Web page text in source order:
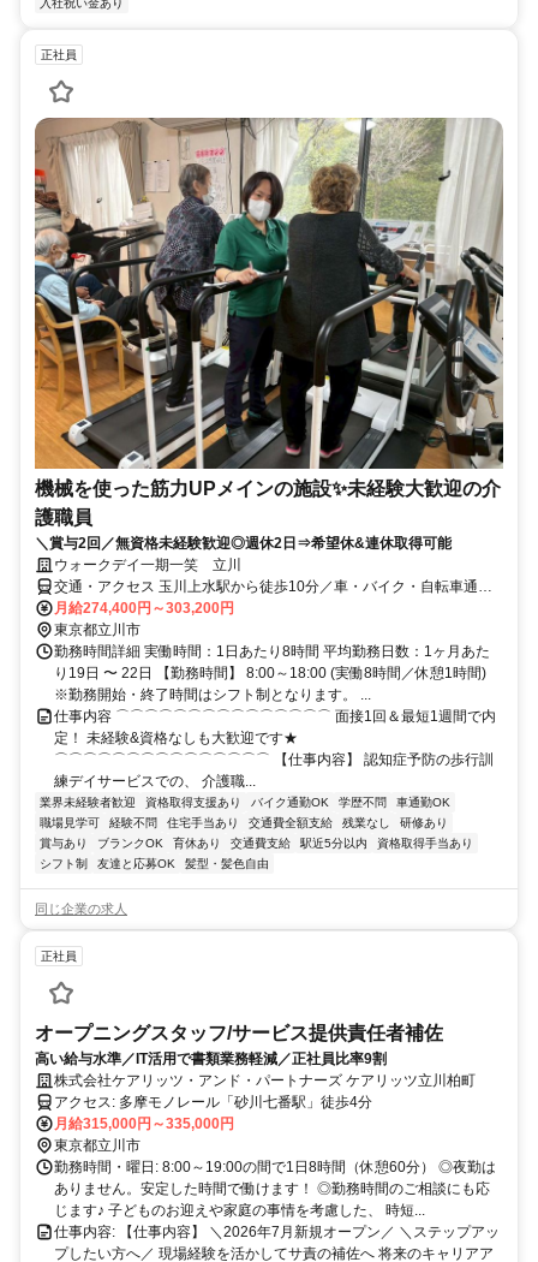
正社員
機械を使った筋力UPメインの施設✨未経験大歓迎の介
護職員
＼賞与2回／無資格未経験歓迎◎週休2日⇒希望休&連休取得可能
ウォークデイ一期一笑 立川
交通・アクセス 玉川上水駅から徒歩10分／車・バイク・自転車通勤
可能
月給274,400円～303,200円
東京都立川市
勤務時間詳細 実働時間：1日あたり8時間 平均勤務日数：1ヶ月あた
り19日 〜 22日 【勤務時間】 8:00～18:00 (実働8時間／休憩1時間)
※勤務開始・終了時間はシフト制となります。 ...
仕事内容 ⌒⌒⌒⌒⌒⌒⌒⌒⌒⌒⌒⌒⌒⌒⌒ 面接1回＆最短1週間で内
定！ 未経験&資格なしも大歓迎です★
⌒⌒⌒⌒⌒⌒⌒⌒⌒⌒⌒⌒⌒⌒⌒ 【仕事内容】 認知症予防の歩行訓
練デイサービスでの、 介護職...
業界未経験者歓迎 資格取得支援あり バイク通勤OK 学歴不問
車通勤OK
職場見学可
経験不問 住宅手当あり 交通費全額支給 残業なし
研修あり
賞与あり
ブランクOK 育休あり 交通費支給 駅近5分以内
資格取得手当あり
シフト制
友達と応募OK 髪型・髪色自由
同じ企業の求人
正社員
オープニングスタッフ/サービス提供責任者補佐
高い給与水準／IT活用で書類業務軽減／正社員比率9割
株式会社ケアリッツ・アンド・パートナーズ ケアリッツ立川柏町
アクセス: 多摩モノレール「砂川七番駅」徒歩4分
月給315,000円～335,000円
東京都立川市
勤務時間・曜日: 8:00～19:00の間で1日8時間（休憩60分） ◎夜勤は
ありません。安定した時間で働けます！ ◎勤務時間のご相談にも応
じます♪ 子どものお迎えや家庭の事情を考慮した、 時短...
仕事内容: 【仕事内容】 ＼2026年7月新規オープン／ ＼ステップアッ
プしたい方へ／ 現場経験を活かしてサ責の補佐へ 将来のキャリアア